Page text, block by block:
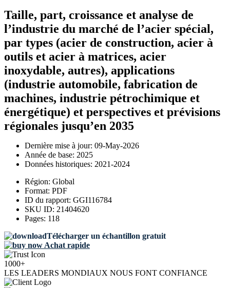
Taille, part, croissance et analyse de
l’industrie du marché de l’acier spécial,
par types (acier de construction, acier à
outils et acier à matrices, acier
inoxydable, autres), applications
(industrie automobile, fabrication de
machines, industrie pétrochimique et
énergétique) et perspectives et prévisions
régionales jusqu’en 2035
Dernière mise à jour: 09-May-2026
Année de base: 2025
Données historiques: 2021-2024
Région: Global
Format: PDF
ID du rapport: GGI116784
SKU ID: 21404620
Pages: 118
Télécharger un échantillon gratuit
Achat rapide
1000+
LES LEADERS MONDIAUX NOUS FONT CONFIANCE